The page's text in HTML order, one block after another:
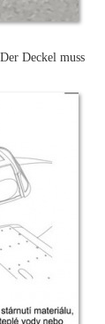
Deckel muss